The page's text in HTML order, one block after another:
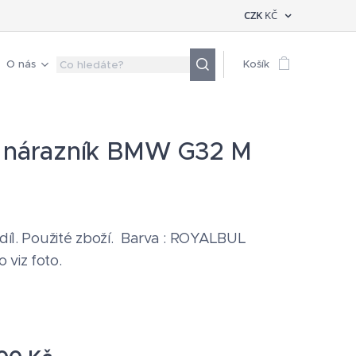
CZK KČ
O nás Košík
BMW G32 M
Použité zboží. Barva : ROYALBUL
viz foto.